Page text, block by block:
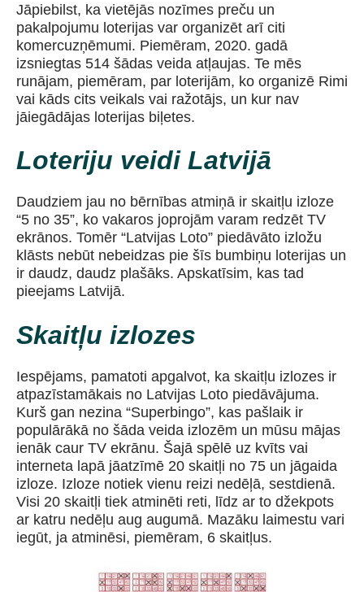
Jāpiebilst, ka vietējās nozīmes preču un
pakalpojumu loterijas var organizēt arī citi
komercuzņēmumi. Piemēram, 2020. gadā
izsniegtas 514 šādas veida atļaujas. Te mēs
runājam, piemēram, par loterijām, ko organizē Rimi
vai kāds cits veikals vai ražotājs, un kur nav
jāiegādājas loterijas biļetes.
Loteriju veidi Latvijā
Daudziem jau no bērnības atmiņā ir skaitļu izloze
“5 no 35”, ko vakaros joprojām varam redzēt TV
ekrānos. Tomēr “Latvijas Loto” piedāvāto izložu
klāsts nebūt nebeidzas pie šīs bumbiņu loterijas un
ir daudz, daudz plašāks. Apskatīsim, kas tad
pieejams Latvijā.
Skaitļu izlozes
Iespējams, pamatoti apgalvot, ka skaitļu izlozes ir
atpazīstamākais no Latvijas Loto piedāvājuma.
Kurš gan nezina “Superbingo”, kas pašlaik ir
populārākā no šāda veida izlozēm un mūsu mājas
ienāk caur TV ekrānu. Šajā spēlē uz kvīts vai
interneta lapā jāatzīmē 20 skaitļi no 75 un jāgaida
izloze. Izloze notiek vienu reizi nedēļā, sestdienā.
Visi 20 skaitļi tiek atminēti reti, līdz ar to džekpots
ar katru nedēļu aug augumā. Mazāku laimestu vari
iegūt, ja atminēsi, piemēram, 6 skaitļus.